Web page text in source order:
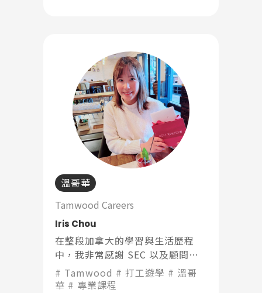
溫哥華
Tamwood Careers
Iris Chou
在整段加拿大的學習與生活歷程
中，我非常感謝 SEC 以及顧問
Queenie 的陪伴與協助。
Tamwood 打工遊學
溫哥
華
專業課程